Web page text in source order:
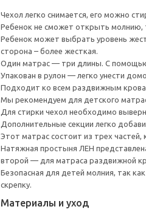
Чехол легко снимается, его можно
Ребенок не сможет открыть молнию,
Ребенок может выбрать уровень
сторона – более жесткая.
Один матрас — три длины. С помощью
Упакован в рулон — легко унести
Подходит ко всем раздвижным
Мы рекомендуем для детского
Для стирки чехол необходимо
Дополнительные секции легко
Этот матрас состоит из трех
Натяжная простыня ЛЕН
второй — для матраса раздвижной
Безопасная для детей молния, так
скрепку.
Материалы и уход